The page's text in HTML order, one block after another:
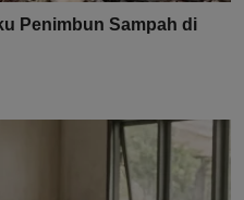
Penimbun Sampah di